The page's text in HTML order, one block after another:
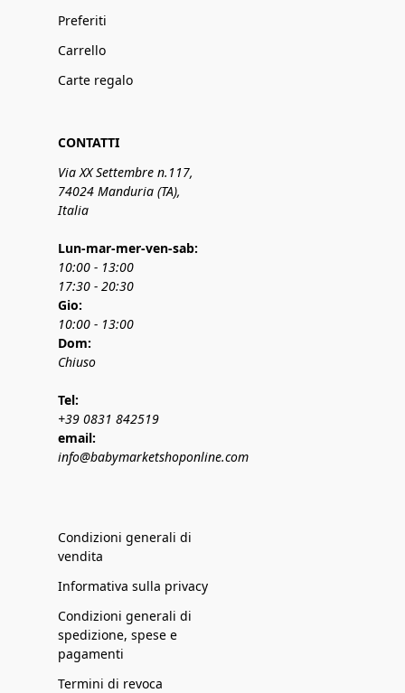
Preferiti
Carrello
Carte regalo
CONTATTI
Via XX Settembre n.117,
74024 Manduria (TA),
Italia
Lun-mar-mer-ven-sab:
10:00 - 13:00
17:30 - 20:30
Gio:
10:00 - 13:00
Dom:
Chiuso
Tel:
+39 0831 842519
email:
info@babymarketshoponline.com
Condizioni generali di
vendita
Informativa sulla privacy
Condizioni generali di
spedizione, spese e
pagamenti
Termini di revoca